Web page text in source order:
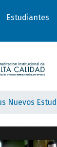
Estudiantes
Nuevos